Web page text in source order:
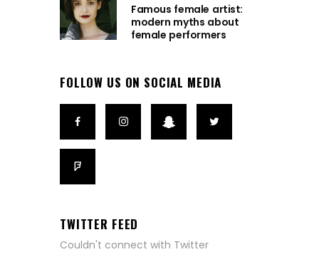
Famous female artist:
modern myths about
female performers
FOLLOW US ON SOCIAL MEDIA
TWITTER FEED
Couldn't connect with Twitter